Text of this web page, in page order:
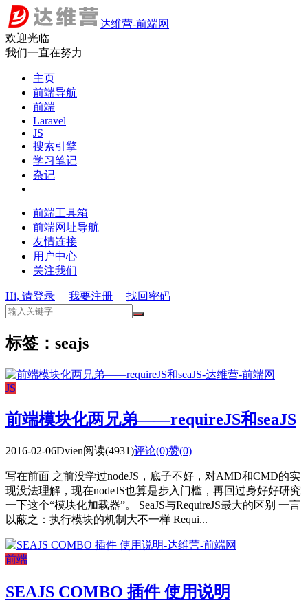
达维营-前端网
欢迎光临
我们一直在努力
主页
前端导航
前端
Laravel
JS
搜索引擎
学习笔记
杂记
前端工具箱
前端网址导航
友情连接
用户中心
关注我们
Hi, 请登录 我要注册 找回密码
标签：seajs
JS
前端模块化两兄弟——requireJS和seaJS
2016-02-06Dvien阅读(4931)评论(0)赞(0)
写在前面 之前没学过nodeJS，底子不好，对AMD和CMD的实
现没法理解，现在nodeJS也算是步入门槛，再回过身好好研究
一下这个“模块化加载器”。 SeaJS与RequireJS最大的区别 一言
以蔽之：执行模块的机制大不一样 Requi...
前端
SEAJS COMBO 插件 使用说明